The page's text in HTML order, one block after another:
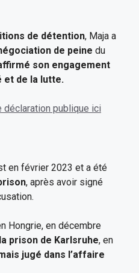
de détention, Maja a
de peine du
son engagement
et de la lutte.
déclaration publique ici
en février 2023 et a été
, après avoir signé
Hongrie, en décembre
prison de Karlsruhe, en
jugé dans l’affaire